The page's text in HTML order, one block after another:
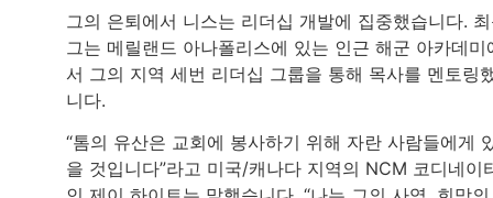
그의 은퇴에서 니스는 리더십 개발에 집중했습니다.
그는 메릴랜드 아나폴리스에 있는 인근 해군 아카데미
서 그의 지역 세번 리더십 그룹을 통해 목사를 멘토링
니다.
“톰의 유산은 교회에 봉사하기 위해 자란 사람들에게
을 것입니다”라고 미국/캐나다 지역의 NCM 코디네이